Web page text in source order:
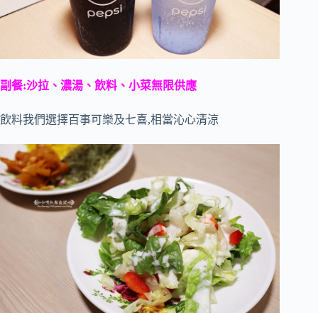
副餐:沙拉、濃湯、飲料、小菜無限供應
飲料我們選擇百事可樂及七喜,相當沁心清涼